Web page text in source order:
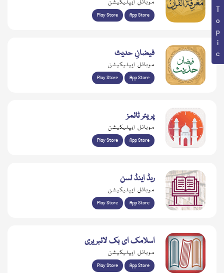
موبائل ایپلیکیشن
Play Store App Store
فیضانِ حدیث
موبائل ایپلیکیشن
Play Store App Store
پریئر ٹائمز
موبائل ایپلیکیشن
Play Store App Store
ریڈ اینڈ لسن
موبائل ایپلیکیشن
Play Store App Store
اسلامک ای بک لائبریری
موبائل ایپلیکیشن
Play Store App Store